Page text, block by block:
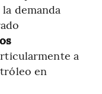
demanda
a
en